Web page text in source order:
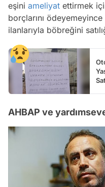
eşini ameliyat ettirmek
borçlarını
ilanlarıyla böbreğini
AHBAP ve